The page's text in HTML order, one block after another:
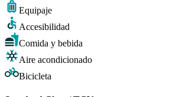
Equipaje
Accesibilidad
Comida y bebida
Aire acondicionado
Bicicleta